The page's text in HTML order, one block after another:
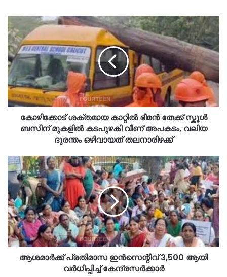
കോഴിക്കോട് ശക്തമായ കാറ്റില്‍ ഭീമന്‍ തേക്ക് സ്കൂൾ
ബസിന് മുകളിൽ കടപുഴകി വീണ് അപകടം, വലിയ
ദുരന്തം ഒഴിവായത് തലനാരിഴക്ക്
ആശമാർക്ക് പ്രതിമാസ ഇന്‍സെന്റീവ് 3,500 ആയി
വർധിപ്പിച്ച് കേന്ദ്രസര്‍ക്കാര്‍